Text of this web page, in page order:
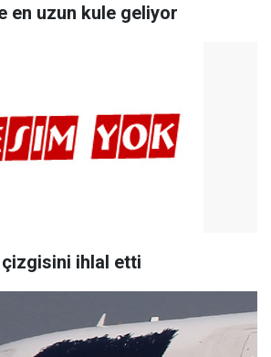
en uzun kule geliyor
çizgisini ihlal etti